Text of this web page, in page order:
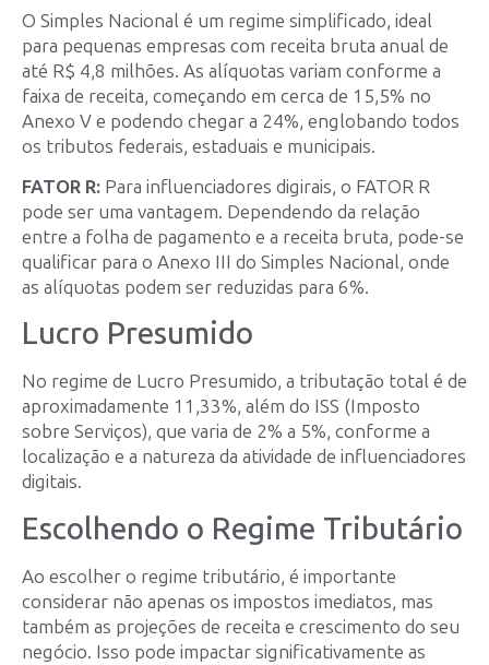
O Simples Nacional é um regime simplificado, ideal
para pequenas empresas com receita bruta anual de
até R$ 4,8 milhões. As alíquotas variam conforme a
faixa de receita, começando em cerca de 15,5% no
Anexo V e podendo chegar a 24%, englobando todos
os tributos federais, estaduais e municipais.
FATOR R: Para influenciadores digirais, o FATOR R
pode ser uma vantagem. Dependendo da relação
entre a folha de pagamento e a receita bruta, pode-se
qualificar para o Anexo III do Simples Nacional, onde
as alíquotas podem ser reduzidas para 6%.
Lucro Presumido
No regime de Lucro Presumido, a tributação total é de
aproximadamente 11,33%, além do ISS (Imposto
sobre Serviços), que varia de 2% a 5%, conforme a
localização e a natureza da atividade de influenciadores
digitais.
Escolhendo o Regime Tributário
Ao escolher o regime tributário, é importante
considerar não apenas os impostos imediatos, mas
também as projeções de receita e crescimento do seu
negócio. Isso pode impactar significativamente as